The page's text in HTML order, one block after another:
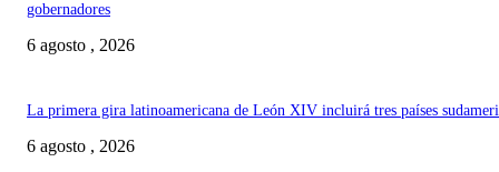
gobernadores
6 agosto , 2026
La primera gira latinoamericana de León XIV incluirá tres países
6 agosto , 2026